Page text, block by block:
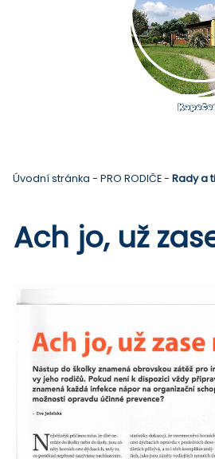
Úvodní stránka - PRO RODIČE- Rady a
Ach jo, už